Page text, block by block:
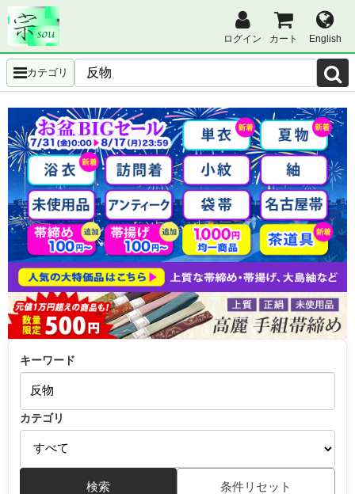
ログイン カート English
カテゴリ
キーワード
カテゴリ
検索 条件リセット